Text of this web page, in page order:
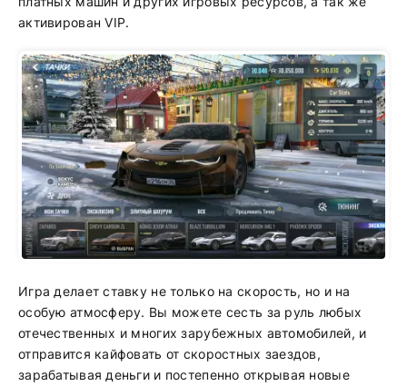
активирован VIP.
Игра делает ставку не только на скорость, но и на
особую атмосферу. Вы можете сесть за руль любых
отечественных и многих зарубежных автомобилей, и
отправится кайфовать от скоростных заездов,
зарабатывая деньги и постепенно открывая новые